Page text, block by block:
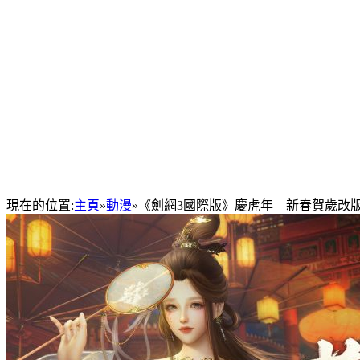
現在的位置:主頁»動漫» 《劍網3國際版》慶虎年 新春賀歲改